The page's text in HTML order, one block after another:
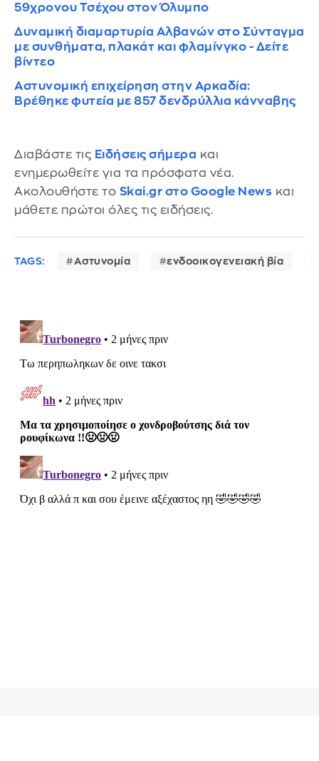
59χρονου Τσέχου στον Όλυμπο
Δυναμική διαμαρτυρία Αλβανών στο Σύνταγμα
με συνθήματα, πλακάτ και φλαμίνγκο - Δείτε
βίντεο
Αστυνομική επιχείρηση στην Αρκαδία:
Βρέθηκε φυτεία με 857 δενδρύλλια κάνναβης
Διαβάστε τις Ειδήσεις σήμερα και
ενημερωθείτε για τα πρόσφατα νέα.
Ακολουθήστε το Skai.gr στο Google News και
μάθετε πρώτοι όλες τις ειδήσεις.
TAGS: Αστυνομία ενδοοικογενειακή βία